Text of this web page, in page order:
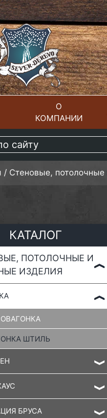
О
КОМПАНИИ
/ Стеновые,
КАТАЛОГ
ПОТОЛОЧНЫЕ И
ИЗДЕЛИЯ
ШТИЛЬ
БРУСА